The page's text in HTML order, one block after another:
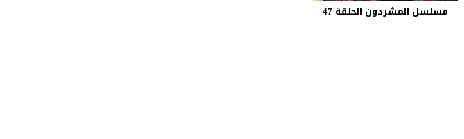
مسلسل المشردون الحلقة 47